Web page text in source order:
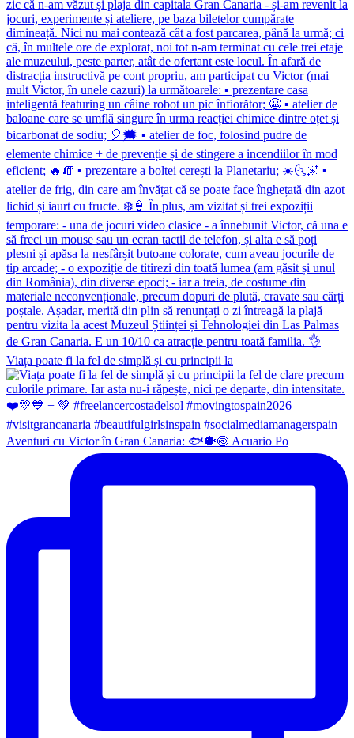
Viața poate fi la fel de simplă și cu principii la
Aventuri cu Victor în Gran Canaria: 🐟🐡🍥 Acuario Po